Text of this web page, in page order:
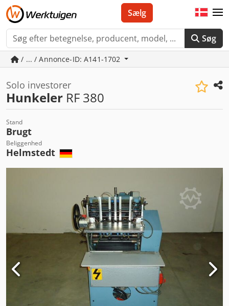
Søg
Sælg
/ ... / Annonce-ID: A141-1702
Solo investorer
Hunkeler RF 380
Stand
Brugt
Beliggenhed
Helmstedt